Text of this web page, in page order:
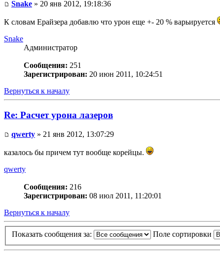
Snake » 20 янв 2012, 19:18:36
К словам Ерайзера добавлю что урон еще +- 20 % варьируется
Snake
Администратор
Сообщения: 251
Зарегистрирован: 20 июн 2011, 10:24:51
Вернуться к началу
Re: Расчет урона лазеров
qwerty » 21 янв 2012, 13:07:29
казалось бы причем тут вообще корейцы.
qwerty
Сообщения: 216
Зарегистрирован: 08 июл 2011, 11:20:01
Вернуться к началу
Показать сообщения за: Поле сортировки